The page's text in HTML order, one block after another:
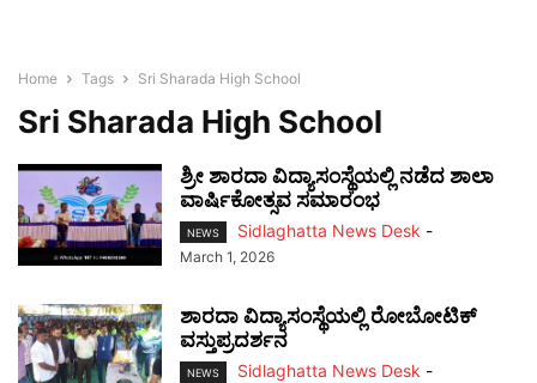
Home Tags Sri Sharada High School
Sri Sharada High School
ಶ್ರೀ ಶಾರದಾ ವಿದ್ಯಾಸಂಸ್ಥೆಯಲ್ಲಿ ನಡೆದ ಶಾಲಾ
ವಾರ್ಷಿಕೋತ್ಸವ ಸಮಾರಂಭ
NEWS Sidlaghatta News Desk -
March 1, 2026
ಶಾರದಾ ವಿದ್ಯಾಸಂಸ್ಥೆಯಲ್ಲಿ ರೋಬೋಟಿಕ್
ವಸ್ತುಪ್ರದರ್ಶನ
NEWS Sidlaghatta News Desk -